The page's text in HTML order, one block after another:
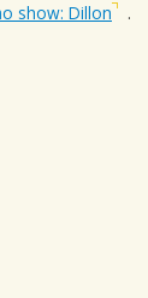
show: Dillon .